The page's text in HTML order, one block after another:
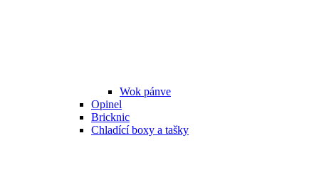
Wok pánve
Opinel
Bricknic
Chladící boxy a tašky